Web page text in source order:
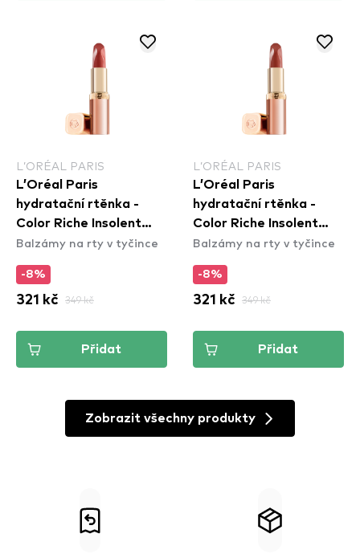
L’ORÉAL PARIS
L’Oréal Paris
hydratační rtěnka -
Color Riche Insolent
Lipstick - 176 Irreverent
Balzámy na rty v tyčince
-8%
321 kč 349 kč
Přidat
L’ORÉAL PARIS
L’Oréal Paris
hydratační rtěnka -
Color Riche Insolent
Lipstick - 179 Decadent
Balzámy na rty v tyčince
-8%
321 kč 349 kč
Přidat
Zobrazit všechny produkty